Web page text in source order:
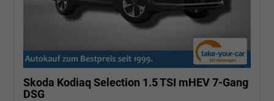
Skoda Kodiaq Selection 1.5 TSI mHEV 7-Gang
DSG